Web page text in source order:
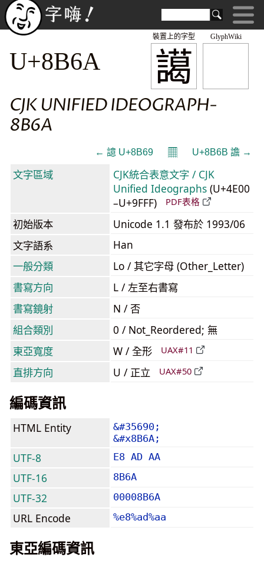
GlyphWiki
譪
裝置上的字型
U+8B6A
CJK UNIFIED IDEOGRAPH-
8B6A
← 譩 U+8B69 𝄜 U+8B6B 譫 →
文字區域
CJK統合表意文字 / CJK
Unified Ideographs (U+4E00
–U+9FFF)
PDF表格
初始版本
Unicode 1.1 發布於 1993/06
文字語系
Han
一般分類
Lo / 其它字母 (Other_Letter)
書寫方向
L / 左至右書寫
書寫鏡射
N / 否
組合類別
0 / Not_Reordered; 無
東亞寬度
W / 全形 UAX#11
直排方向 U / 正立 UAX#50
編碼資訊
HTML Entity
&#35690;
&#x8B6A;
UTF-8 E8 AD AA
UTF-16 8B6A
UTF-32 00008B6A
URL Encode %e8%ad%aa
東亞編碼資訊